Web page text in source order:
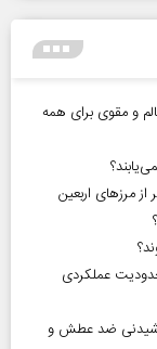
سریع، سالم و مقوی برای همه
میلیون نفر با محدودیت عملکردی
ضد عطش و